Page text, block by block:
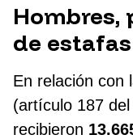
Hombres,
de estafas
En relación con
(artículo 187
recibieron